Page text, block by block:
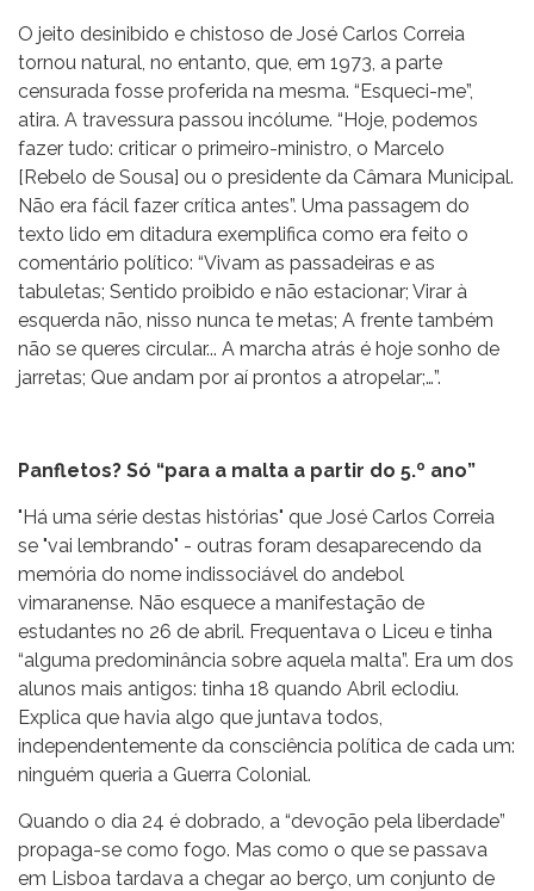
O jeito desinibido e chistoso de José Carlos Correia
tornou natural, no entanto, que, em 1973, a parte
censurada fosse proferida na mesma. “Esqueci-me”,
atira. A travessura passou incólume. “Hoje, podemos
fazer tudo: criticar o primeiro-ministro, o Marcelo
[Rebelo de Sousa] ou o presidente da Câmara Municipal.
Não era fácil fazer crítica antes”. Uma passagem do
texto lido em ditadura exemplifica como era feito o
comentário político: “Vivam as passadeiras e as
tabuletas; Sentido proibido e não estacionar; Virar à
esquerda não, nisso nunca te metas; A frente também
não se queres circular... A marcha atrás é hoje sonho de
jarretas; Que andam por aí prontos a atropelar;…”.
Panfletos? Só “para a malta a partir do 5.º ano”
"Há uma série destas histórias" que José Carlos Correia
se "vai lembrando" - outras foram desaparecendo da
memória do nome indissociável do andebol
vimaranense. Não esquece a manifestação de
estudantes no 26 de abril. Frequentava o Liceu e tinha
“alguma predominância sobre aquela malta”. Era um dos
alunos mais antigos: tinha 18 quando Abril eclodiu.
Explica que havia algo que juntava todos,
independentemente da consciência política de cada um:
ninguém queria a Guerra Colonial.
Quando o dia 24 é dobrado, a “devoção pela liberdade”
propaga-se como fogo. Mas como o que se passava
em Lisboa tardava a chegar ao berço, um conjunto de